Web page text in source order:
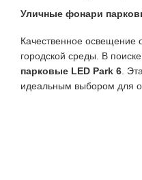
Уличные фонари
Качественное освещение
городской среды. В
парковые LED Park 6 .
идеальным выбором для